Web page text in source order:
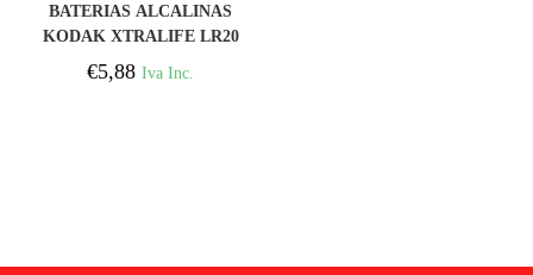
BATERIAS ALCALINAS
KODAK XTRALIFE LR20
D LR20 1,5V
€5,88 Iva Inc.